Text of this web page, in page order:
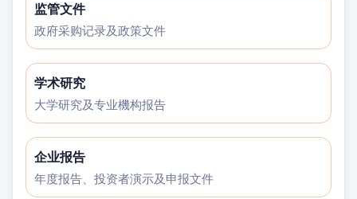
监管文件
政府采购记录及政策文件
学术研究
大学研究及专业機构报告
企业报告
年度报告、投资者演示及申报文件